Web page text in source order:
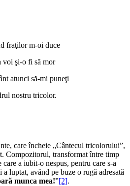
fraţilor m-oi duce
voi şi-o fi să mor
atunci să-mi puneţi
nostru tricolor.
care încheie „Cântecul tricolorului”,
Compozitorul, transformat între timp
a iubit-o nespus, pentru care s-a
luptat, având pe buze o rugă adresată
munca mea!”[2].